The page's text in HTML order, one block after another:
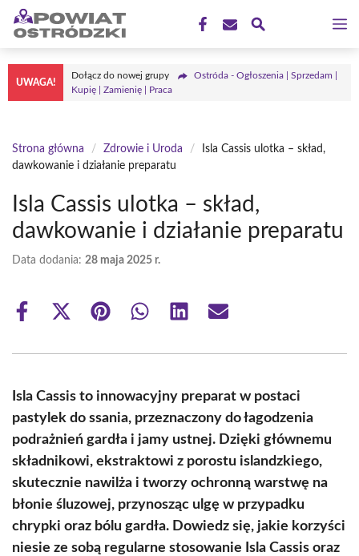
Przejdź
treści
UWAGA!
Dołącz do nowej grupy
Ostróda - Ogłoszenia | Sprzedam |
Kupię | Zamienię | Praca
Strona główna / Zdrowie i Uroda /
Isla Cassis ulotka – skład,
dawkowanie i działanie preparatu
Isla Cassis ulotka – skład,
dawkowanie i działanie preparatu
Data dodania: 28 maja 2025 r.
Share
Share
(Twitter)
Share Share Share Share
Isla Cassis to innowacyjny preparat w postaci
pastylek do ssania, przeznaczony do łagodzenia
podrażnień gardła i jamy ustnej. Dzięki głównemu
składnikowi, ekstraktowi z porostu islandzkiego,
skutecznie nawilża i tworzy ochronną warstwę na
błonie śluzowej, przynosząc ulgę w przypadku
chrypki oraz bólu gardła. Dowiedz się, jakie korzyści
niesie ze sobą regularne stosowanie Isla Cassis oraz